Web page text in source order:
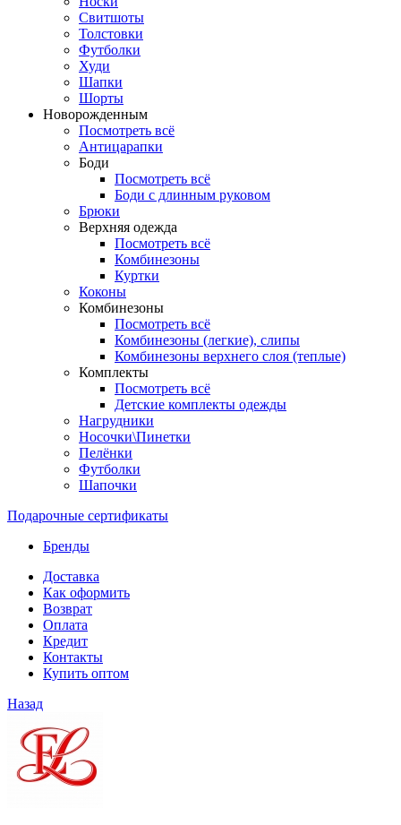
Свитшоты
Толстовки
Футболки
Худи
Шапки
Шорты
Новорожденным
Посмотреть всё
Антицарапки
Боди
Посмотреть всё
Боди с длинным руковом
Брюки
Верхняя одежда
Посмотреть всё
Комбинезоны
Куртки
Коконы
Комбинезоны
Посмотреть всё
Комбинезоны (легкие), слипы
Комбинезоны верхнего слоя (теплые)
Комплекты
Посмотреть всё
Детские комплекты одежды
Нагрудники
Носочки\Пинетки
Пелёнки
Футболки
Шапочки
Подарочные сертификаты
Бренды
Доставка
Как оформить
Возврат
Оплата
Кредит
Контакты
Купить оптом
Назад